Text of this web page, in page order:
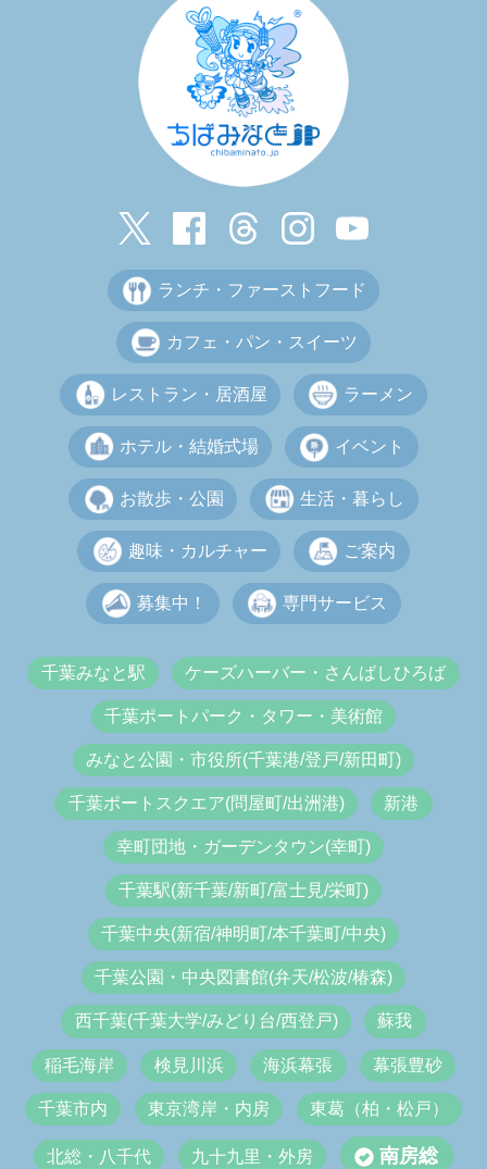
ランチ・ファーストフード
カフェ・パン・スイーツ
レストラン・居酒屋 ラーメン
ホテル・結婚式場 イベント
お散歩・公園 生活・暮らし
趣味・カルチャー ご案内
募集中！ 専門サービス
千葉みなと駅 ケーズハーバー・さんばしひろば
千葉ポートパーク・タワー・美術館
みなと公園・市役所(千葉港/登戸/新田町)
千葉ポートスクエア(問屋町/出洲港) 新港
幸町団地・ガーデンタウン(幸町)
千葉駅(新千葉/新町/富士見/栄町)
千葉中央(新宿/神明町/本千葉町/中央)
千葉公園・中央図書館(弁天/松波/椿森)
西千葉(千葉大学/みどり台/西登戸) 蘇我
稲毛海岸 検見川浜 海浜幕張 幕張豊砂
千葉市内 東京湾岸・内房 東葛（柏・松戸）
北総・八千代 九十九里・外房 南房総